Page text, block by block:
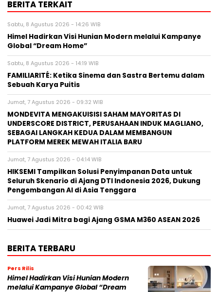
PLATFORM MEREK MEWAH ITALIA BARU
Jumat, 7 Agustus 2026 - 04:14 WIB
HIKSEMI Tampilkan Solusi Penyimpanan Data untuk
Seluruh Skenario di Ajang DTI Indonesia 2026, Dukung
Pengembangan AI di Asia Tenggara
Jumat, 7 Agustus 2026 - 00:42 WIB
Huawei Jadi Mitra bagi Ajang GSMA M360 ASEAN 2026
BERITA TERBARU
Pers Rilis
Himel Hadirkan Visi Hunian Modern
melalui Kampanye Global “Dream
Home”
Sabtu, 8 Agu 2026 - 14:26 WIB
Pers Rilis
FAMILIARITÉ: Ketika Sinema dan Sastra
Bertemu dalam Sebuah Karya Puitis
Sabtu, 8 Agu 2026 - 14:19 WIB
MONDEVITA MENGAKUISISI SAHAM
MAYORITAS DI UNDERSCORE DISTRICT,
PERUSAHAAN INDUK MAGLIANO,
SEBAGAI LANGKAH KEDUA DALAM
MEMBANGUN PLATFORM MEREK MEWAH ITALIA BARU